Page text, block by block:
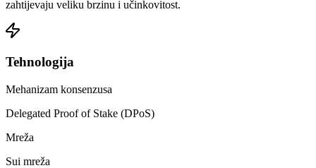
zahtijevaju veliku brzinu i učinkovitost.
Tehnologija
Mehanizam konsenzusa
Delegated Proof of Stake (DPoS)
Mreža
Sui mreža